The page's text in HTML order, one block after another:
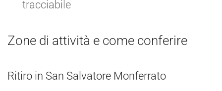
tracciabile
Zone di attività e come conferire
Ritiro in San Salvatore Monferrato